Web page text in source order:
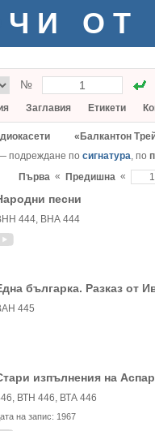
ОТ
№
Заглавия Етикети
«Балкантон
подреждане по сигнатура, по
Първа « Предишна «
песни
444, ВНА 444
българка. Разказ от
445
изпълнения на
ВТН 446, ВТА 446
на запис: 1967